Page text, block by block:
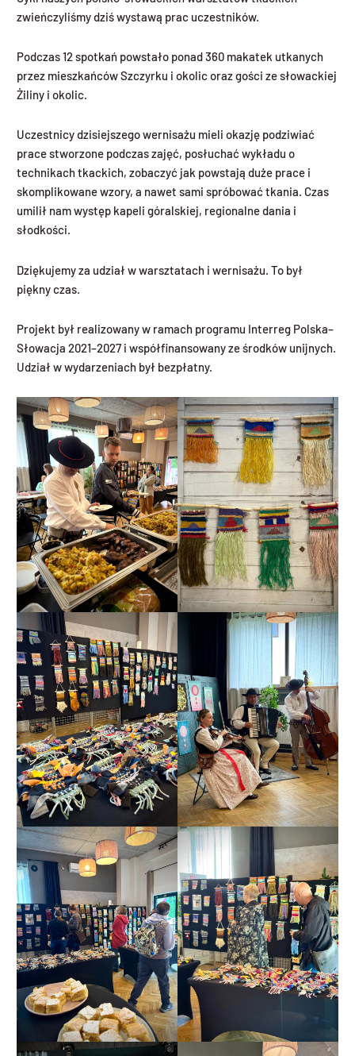
zwieńczyliśmy dziś wystawą prac uczestników.
Podczas 12 spotkań powstało ponad 360 makatek utkanych
przez mieszkańców Szczyrku i okolic oraz gości ze słowackiej
Żiliny i okolic.
Uczestnicy dzisiejszego wernisażu mieli okazję podziwiać
prace stworzone podczas zajęć, posłuchać wykładu o
technikach tkackich, zobaczyć jak powstają duże prace i
skomplikowane wzory, a nawet sami spróbować tkania. Czas
umilił nam występ kapeli góralskiej, regionalne dania i
słodkości.
Dziękujemy za udział w warsztatach i wernisażu. To był
piękny czas.
Projekt był realizowany w ramach programu Interreg Polska–
Słowacja 2021–2027 i współfinansowany ze środków unijnych.
Udział w wydarzeniach był bezpłatny.